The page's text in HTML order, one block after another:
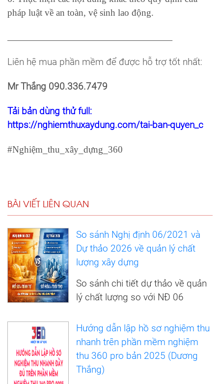
pháp luật về an toàn, vệ sinh lao động.
Liên hệ mua phần mềm để được hỗ trợ tốt nhất:
Mr Thắng 090.336.7479
Tải bản dùng thử full:
https://nghiemthuxaydung.com/tai-ban-quyen_c
#Nghiệm_thu_xây_dựng_360
BÀI VIẾT LIÊN QUAN
So sánh Nghị định 06/2021 và
Dự thảo 2026 về quản lý chất
lượng xây dựng
So sánh chi tiết dự thảo về quản
lý chất lượng so với NĐ 06
Hướng dẫn lập hồ sơ nghiệm thu
nhanh trên phần mềm nghiệm
thu 360 pro bản 2025 (Dương
Thắng)